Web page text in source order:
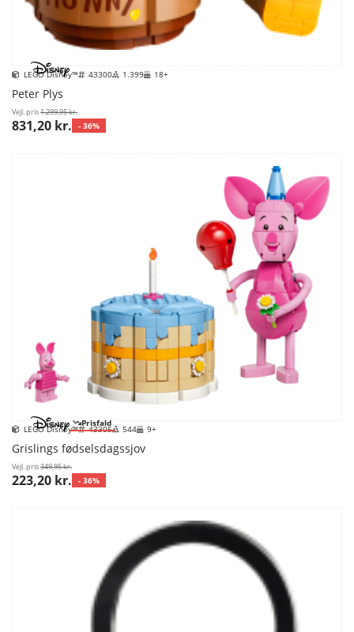
LEGO Disney™ 43300 1.399 18+
Peter Plys
Vejl. pris1.299,95 kr.
831,20 kr. - 36%
Prisfald
LEGO Disney™ 43305 544 9+
Grislings fødselsdagssjov
Vejl. pris349,95 kr.
223,20 kr. - 36%